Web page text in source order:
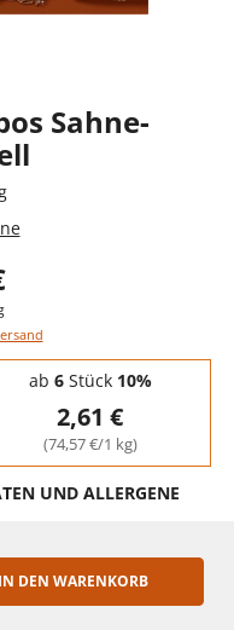
Sahne-
ab 6Stück 10%
2,61 €
(74,57 €/1 kg)
UND ALLERGENE
IN DEN WARENKORB